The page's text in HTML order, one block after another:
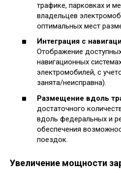
трафике, парковках и
владельцев
оптимальных мест
Интеграция с
Отображение
навигационных
электромобилей, с
занята/неисправна).
Размещение вдоль
достаточного
вдоль федеральных и
обеспечения
поездок.
Увеличение мощности